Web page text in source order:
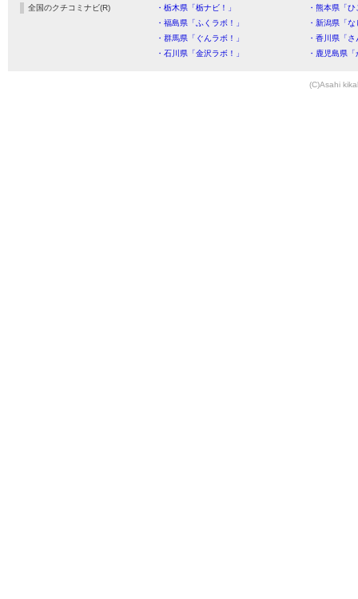
全国のクチコミナビ(R) ・栃木県「栃ナビ！」
・熊本県「
・福島県「ふくラボ！」
・新潟県「
・群馬県「ぐんラボ！」
・香川県「
・石川県「金沢ラボ！」
・鹿児島県
(C)Asahi